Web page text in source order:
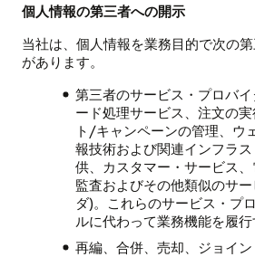
個人情報の第三者への開示
当社は、個人情報を業務目的で次の
があります。
第三者のサービス・プロバ
ード処理サービス、注文の
ト/キャンペーンの管理、ウ
報技術および関連インフラ
供、カスタマー・サービス、
監査およびその他類似のサ
ダ)。これらのサービス・プ
ルに代わって業務機能を履行
再編、合併、売却、ジョイン